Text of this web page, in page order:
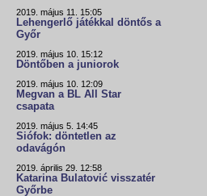
2019. május 11. 15:05
Lehengerlő játékkal döntős a
Győr
2019. május 10. 15:12
Döntőben a juniorok
2019. május 10. 12:09
Megvan a BL All Star
csapata
2019. május 5. 14:45
Siófok: döntetlen az
odavágón
2019. április 29. 12:58
Katarina Bulatović visszatér
Győrbe